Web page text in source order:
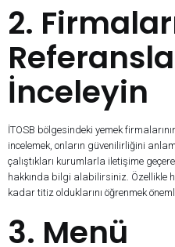
2.
İnceleyin
İTOSB bölgesindeki yemek
incelemek, onların güvenilirliğini
çalıştıkları kurumlarla iletişime
hakkında bilgi alabilirsiniz. Özellikle
kadar titiz olduklarını öğrenmek
3. Menü